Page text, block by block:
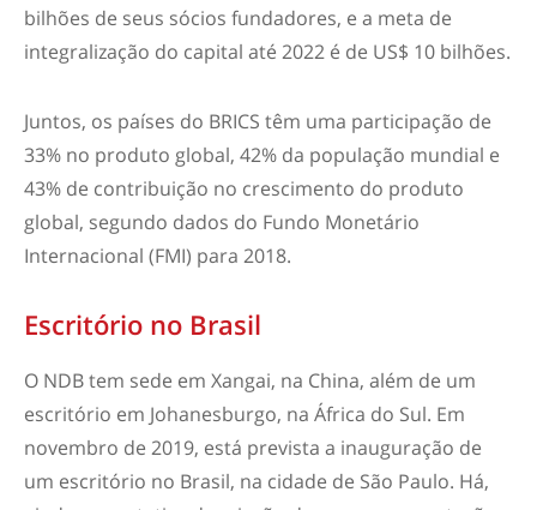
bilhões de seus sócios fundadores, e a meta de
integralização do capital até 2022 é de US$ 10 bilhões.
Juntos, os países do BRICS têm uma participação de
33% no produto global, 42% da população mundial e
43% de contribuição no crescimento do produto
global, segundo dados do Fundo Monetário
Internacional (FMI) para 2018.
Escritório no Brasil
O NDB tem sede em Xangai, na China, além de um
escritório em Johanesburgo, na África do Sul. Em
novembro de 2019, está prevista a inauguração de
um escritório no Brasil, na cidade de São Paulo. Há,